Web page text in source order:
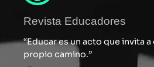
Revista Educadores
“Educar es un acto que invita
propio camino.”